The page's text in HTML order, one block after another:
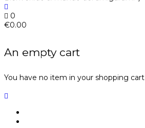
0
€0.00
An empty cart
You have no item in your shopping cart